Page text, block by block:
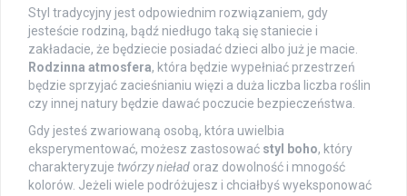
Styl tradycyjny jest odpowiednim rozwiązaniem, gdy
jesteście rodziną, bądź niedługo taką się staniecie i
zakładacie, że będziecie posiadać dzieci albo już je macie.
Rodzinna atmosfera, która będzie wypełniać przestrzeń
będzie sprzyjać zacieśnianiu więzi a duża liczba liczba roślin
czy innej natury będzie dawać poczucie bezpieczeństwa.
Gdy jesteś zwariowaną osobą, która uwielbia
eksperymentować, możesz zastosować styl boho, który
charakteryzuje twórzy nieład oraz dowolność i mnogość
kolorów. Jeżeli wiele podróżujesz i chciałbyś wyeksponować